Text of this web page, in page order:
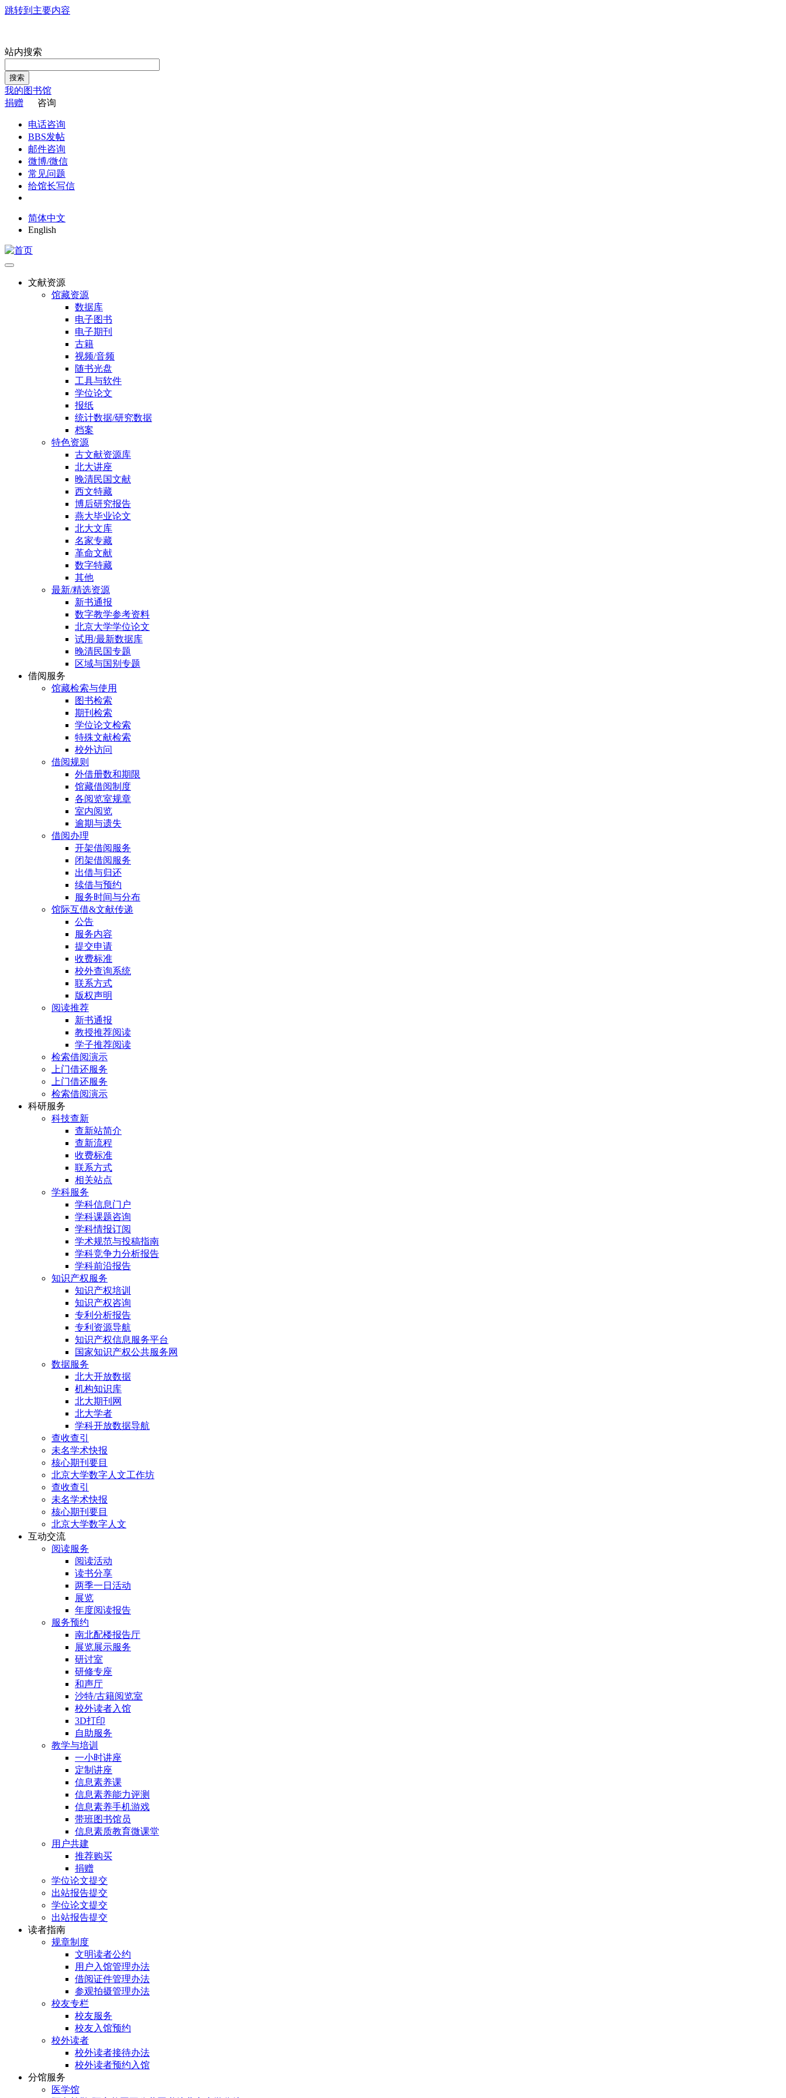
跳转到主要内容
站内搜索
搜索
我的图书馆
捐赠
咨询
电话咨询
BBS发帖
邮件咨询
微博/微信
常见问题
给馆长写信
简体中文
English
文献资源
馆藏资源
数据库
电子图书
电子期刊
古籍
视频/音频
随书光盘
工具与软件
学位论文
报纸
统计数据/研究数据
档案
特色资源
古文献资源库
北大讲座
晚清民国文献
西文特藏
博后研究报告
燕大毕业论文
北大文库
名家专藏
革命文献
数字特藏
其他
最新/精选资源
新书通报
数字教学参考资料
北京大学学位论文
试用/最新数据库
晚清民国专题
区域与国别专题
借阅服务
馆藏检索与使用
图书检索
期刊检索
学位论文检索
特殊文献检索
校外访问
借阅规则
外借册数和期限
馆藏借阅制度
各阅览室规章
室内阅览
逾期与遗失
借阅办理
开架借阅服务
闭架借阅服务
出借与归还
续借与预约
服务时间与分布
馆际互借&文献传递
公告
服务内容
提交申请
收费标准
校外查询系统
联系方式
版权声明
阅读推荐
新书通报
教授推荐阅读
学子推荐阅读
检索借阅演示
上门借还服务
上门借还服务
检索借阅演示
科研服务
科技查新
查新站简介
查新流程
收费标准
联系方式
相关站点
学科服务
学科信息门户
学科课题咨询
学科情报订阅
学术规范与投稿指南
学科竞争力分析报告
学科前沿报告
知识产权服务
知识产权培训
知识产权咨询
专利分析报告
专利资源导航
知识产权信息服务平台
国家知识产权公共服务网
数据服务
北大开放数据
机构知识库
北大期刊网
北大学者
学科开放数据导航
查收查引
未名学术快报
核心期刊要目
北京大学数字人文工作坊
查收查引
未名学术快报
核心期刊要目
北京大学数字人文
互动交流
阅读服务
阅读活动
读书分享
两季一日活动
展览
年度阅读报告
服务预约
南北配楼报告厅
展览展示服务
研讨室
研修专座
和声厅
沙特/古籍阅览室
校外读者入馆
3D打印
自助服务
教学与培训
一小时讲座
定制讲座
信息素养课
信息素养能力评测
信息素养手机游戏
带班图书馆员
信息素质教育微课堂
用户共建
推荐购买
捐赠
学位论文提交
出站报告提交
学位论文提交
出站报告提交
读者指南
规章制度
文明读者公约
用户入馆管理办法
借阅证件管理办法
参观拍摄管理办法
校友专栏
校友服务
校友入馆预约
校外读者
校外读者接待办法
校外读者预约入馆
分馆服务
医学馆